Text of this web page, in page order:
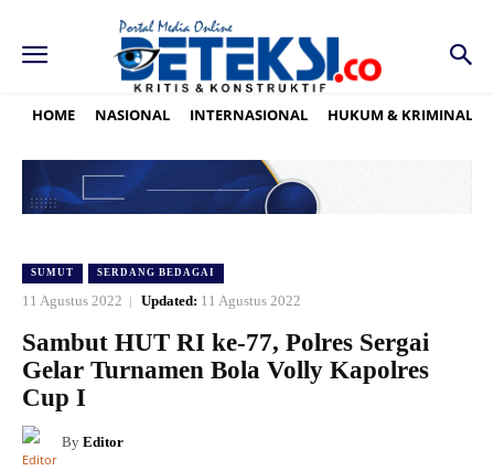
HOME NASIONAL INTERNASIONAL HUKUM & KRIMINAL
SUMUT SERDANG BEDAGAI
11 Agustus 2022 Updated: 11 Agustus 2022
Sambut HUT RI ke-77, Polres Sergai
Gelar Turnamen Bola Volly Kapolres
Cup I
By Editor